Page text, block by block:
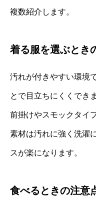
複数紹介します。
着る服を選ぶとき
汚れが付きやすい環境
とで目立ちにくくでき
前掛けやスモックタイ
素材は汚れに強く洗濯
スが楽になります。
食べるときの注意